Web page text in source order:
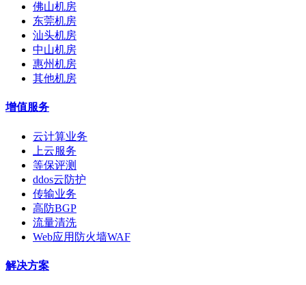
佛山机房
东莞机房
汕头机房
中山机房
惠州机房
其他机房
增值服务
云计算业务
上云服务
等保评测
ddos云防护
传输业务
高防BGP
流量清洗
Web应用防火墙WAF
解决方案